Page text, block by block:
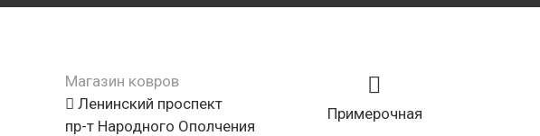
Магазин ковров
Ленинский проспект
пр-т Народного Ополчения
Примерочная